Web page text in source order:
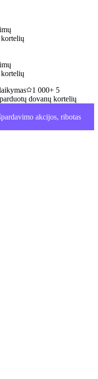
1 000+ 5
dovanų kortelių
akcijos, ribotas